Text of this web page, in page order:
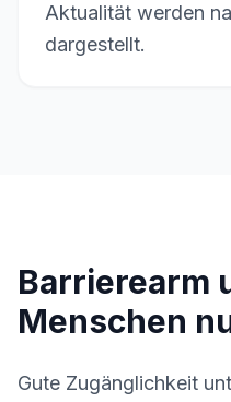
Aktualität werden
dargestellt.
Barrierearm
Menschen
Gute Zugänglichkeit